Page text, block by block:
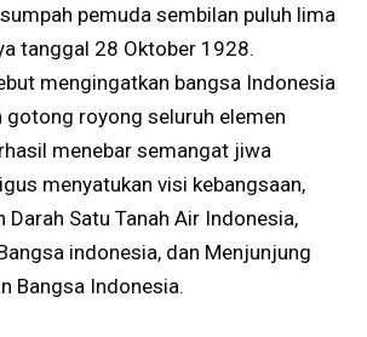
pemuda sembilan puluh lima
tanggal 28 Oktober 1928.
mengingatkan bangsa Indonesia
gotong royong seluruh elemen
menebar semangat jiwa
menyatukan visi kebangsaan,
Darah Satu Tanah Air Indonesia,
indonesia, dan Menjunjung
Bangsa Indonesia.